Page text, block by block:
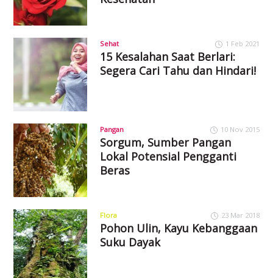
Sehat 1 Feb 2021
15 Kesalahan Saat Berlari:
Segera Cari Tahu dan Hindari!
Pangan 10 Nov 2015
Sorgum, Sumber Pangan
Lokal Potensial Pengganti
Beras
Flora 23 Mar 2018
Pohon Ulin, Kayu Kebanggaan
Suku Dayak